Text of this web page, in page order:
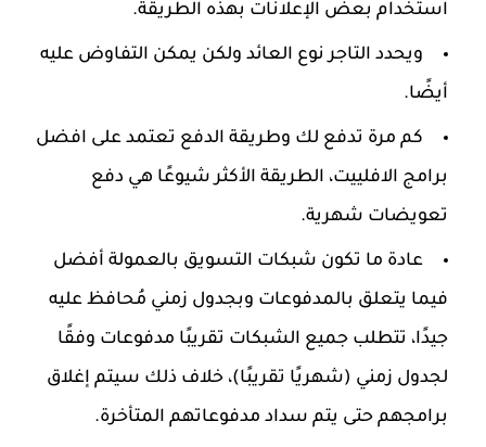
استخدام بعض الإعلانات بهذه الطريقة.
ويحدد التاجر نوع العائد ولكن يمكن التفاوض عليه
أيضًا.
كم مرة تدفع لك وطريقة الدفع تعتمد على افضل
برامج الافلييت، الطريقة الأكثر شيوعًا هي دفع
تعويضات شهرية.
عادة ما تكون شبكات التسويق بالعمولة أفضل
فيما يتعلق بالمدفوعات وبجدول زمني مُحافظ عليه
جيدًا، تتطلب جميع الشبكات تقريبًا مدفوعات وفقًا
لجدول زمني (شهريًا تقريبًا)، خلاف ذلك سيتم إغلاق
برامجهم حتى يتم سداد مدفوعاتهم المتأخرة.